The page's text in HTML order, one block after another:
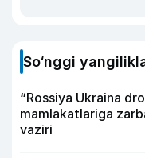
So‘nggi
“Rossiya Ukraina
mamlakatlariga
vaziri